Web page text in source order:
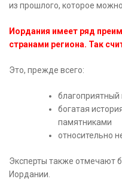
из прошлого, которое
Иордания имеет ряд
странами региона. Так
Это, прежде всего:
благоприятный
богатая
памятниками
относительно
Эксперты также отмечают
Иордании.